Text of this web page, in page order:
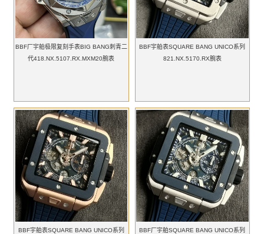
BBF厂宇舶极限复刻手表BIG BANG刺青二
代418.NX.5107.RX.MXM20腕表
BBF宇舶表SQUARE BANG UNICO系列
821.NX.5170.RX腕表
BBF宇舶表SQUARE BANG UNICO系列
BBF厂宇舶SQUARE BANG UNICO系列